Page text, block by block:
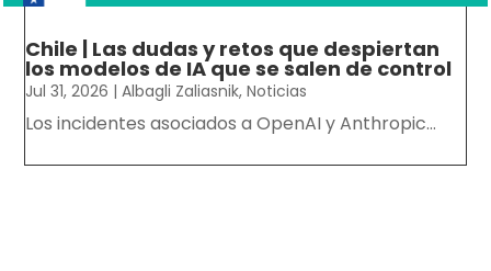
Chile | Las dudas y retos que despiertan
los modelos de IA que se salen de control
Jul 31, 2026 |Albagli Zaliasnik,Noticias
Los incidentes asociados a OpenAI y Anthropic...